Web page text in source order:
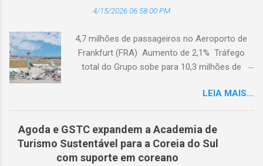
4/15/2026 06:58:00 PM
4,7 milhões de passageiros no Aeroporto de
Frankfurt (FRA) Aumento de 2,1% Tráfego
total do Grupo sobe para 10,3 milhões de
4,7 milhões de passageiros utilizaram o
Aeroporto de Frankfurt (FRA) em março de
2026. O tráfego no mês em análise registrou
um crescimento anual de 2,1%, apesar dos
impactos extraordinários resultantes de dois
LEIA MAIS...
Agoda e GSTC expandem a Academia de
Turismo Sustentável para a Coreia do Sul
com suporte em coreano